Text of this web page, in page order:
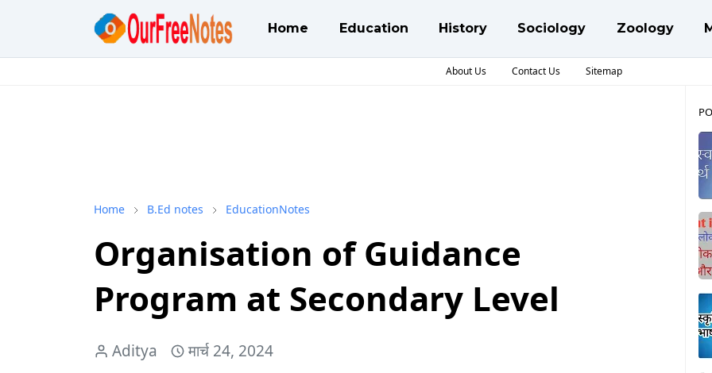
Home Education History Sociology Zoology
About Us Contact Us Sitemap
Home B.Ed notes EducationNotes
Organisation of Guidance
Program at Secondary Level
Aditya मार्च 24, 2024